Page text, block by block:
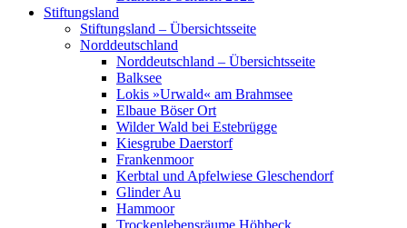
Stiftungsland
Stiftungsland – Übersichtsseite
Norddeutschland
Norddeutschland – Übersichtsseite
Balksee
Lokis »Urwald« am Brahmsee
Elbaue Böser Ort
Wilder Wald bei Estebrügge
Kiesgrube Daerstorf
Frankenmoor
Kerbtal und Apfelwiese Gleschendorf
Glinder Au
Hammoor
Trockenlebensräume Höhbeck